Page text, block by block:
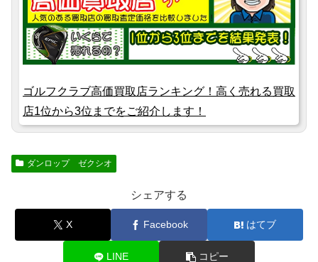
ゴルフクラブ高価買取店ランキング！高く売れる買取
店1位から3位までをご紹介します！
ダンロップ ゼクシオ
シェアする
X Facebook はてブ
LINE コピー